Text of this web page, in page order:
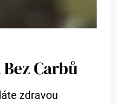
​carbů
zdravou